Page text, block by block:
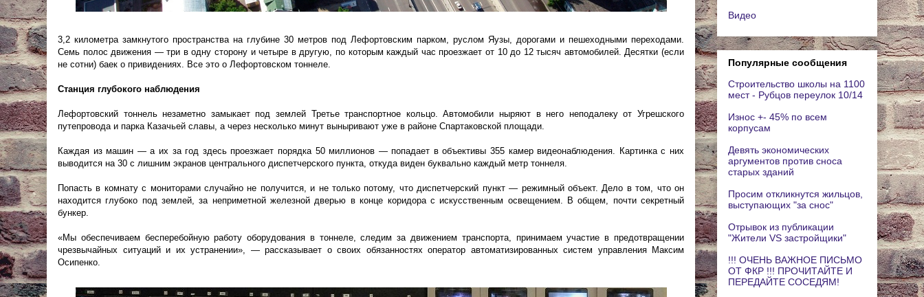
3,2 километра замкнутого пространства на глубине 30 метров под Лефортовским парком, руслом Яузы, дорогами и пешеходными переходами.
Семь полос движения — три в одну сторону и четыре в другую, по которым каждый час проезжает от 10 до 12 тысяч автомобилей. Десятки (если
не сотни) баек о привидениях. Все это о Лефортовском тоннеле.
Станция глубокого наблюдения
Лефортовский тоннель незаметно замыкает под землей Третье транспортное кольцо. Автомобили ныряют в него неподалеку от Угрешского
путепровода и парка Казачьей славы, а через несколько минут выныривают уже в районе Спартаковской площади.
Каждая из машин — а их за год здесь проезжает порядка 50 миллионов — попадает в объективы 355 камер видеонаблюдения. Картинка с них
выводится на 30 с лишним экранов центрального диспетчерского пункта, откуда виден буквально каждый метр тоннеля.
Попасть в комнату с мониторами случайно не получится, и не только потому, что диспетчерский пункт — режимный объект. Дело в том, что он
находится глубоко под землей, за неприметной железной дверью в конце коридора с искусственным освещением. В общем, почти секретный
бункер.
«Мы обеспечиваем бесперебойную работу оборудования в тоннеле, следим за движением транспорта, принимаем участие в предотвращении
чрезвычайных ситуаций и их устранении», — рассказывает о своих обязанностях оператор автоматизированных систем управления Максим
Осипенко.
Видео
Популярные сообщения
Строительство школы на 1100
мест - Рубцов переулок 10/14
Износ +- 45% по всем
корпусам
Девять экономических
аргументов против сноса
старых зданий
Просим откликнутся жильцов,
выступающих "за снос"
Отрывок из публикации
"Жители VS застройщики"
!!! ОЧЕНЬ ВАЖНОЕ ПИСЬМО
ОТ ФКР !!! ПРОЧИТАЙТЕ И
ПЕРЕДАЙТЕ СОСЕДЯМ!